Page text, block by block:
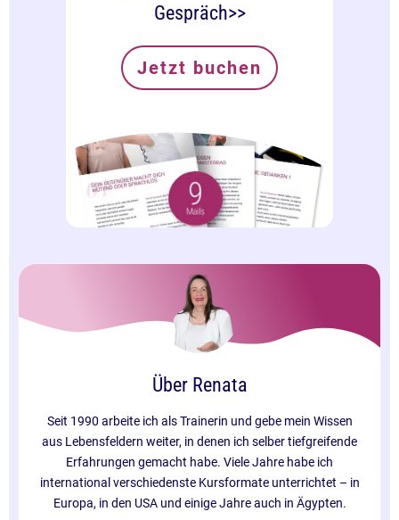
Gespräch>>
Jetzt buchen
Über Renata
Seit 1990 arbeite ich als Trainerin und gebe mein Wissen
aus Lebensfeldern weiter, in denen ich selber tiefgreifende
Erfahrungen gemacht habe. Viele Jahre habe ich
international verschiedenste Kursformate unterrichtet – in
Europa, in den USA und einige Jahre auch in Ägypten.